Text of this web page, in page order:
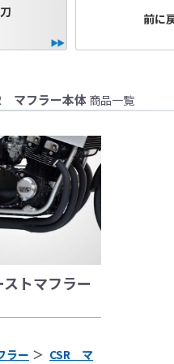
前に
マフラー本体 商品一覧
トマフラー
ラー
CSR マ
●当HP内では、マ
（※）での使用
レースでの使用
をお願い致します。
●取り付けについて
基準に基づいた
なお、取付時、
●商品の仕様・価格
●商品は、予告無く